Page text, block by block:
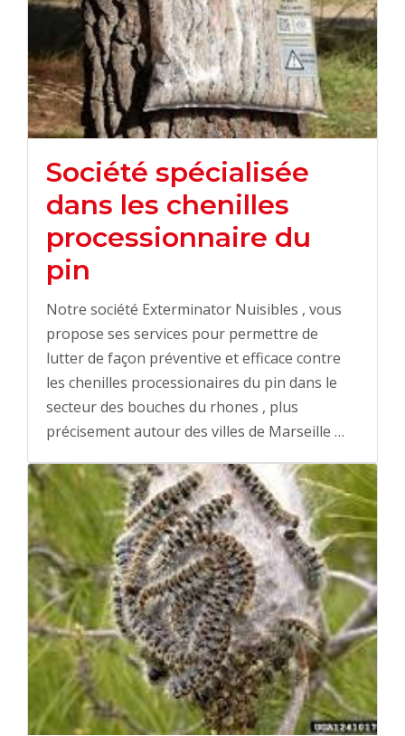
Société spécialisée
dans les chenilles
processionnaire du
pin
Notre société Exterminator Nuisibles , vous
propose ses services pour permettre de
lutter de façon préventive et efficace contre
les chenilles processionaires du pin dans le
secteur des bouches du rhones , plus
précisement autour des villes de Marseille …